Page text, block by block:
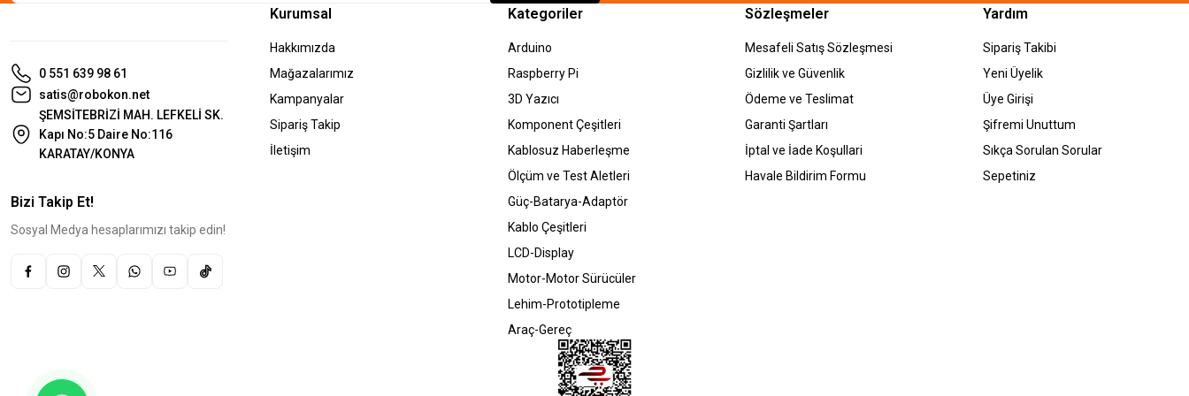
0 551 639 98 61
satis@robokon.net
ŞEMSİTEBRİZİ MAH. LEFKELİ SK.
Kapı No:5 Daire No:116
KARATAY/KONYA
Bizi Takip Et!
Sosyal Medya hesaplarımızı takip edin!
Kurumsal
Hakkımızda
Mağazalarımız
Kampanyalar
Sipariş Takip
İletişim
Kategoriler
Arduino
Raspberry Pi
3D Yazıcı
Komponent Çeşitleri
Kablosuz Haberleşme
Ölçüm ve Test Aletleri
Güç-Batarya-Adaptör
Kablo Çeşitleri
LCD-Display
Motor-Motor Sürücüler
Lehim-Prototipleme
Araç-Gereç
Sözleşmeler
Mesafeli Satış Sözleşmesi
Gizlilik ve Güvenlik
Ödeme ve Teslimat
Garanti Şartları
İptal ve İade Koşullari
Havale Bildirim Formu
Yardım
Sipariş Takibi
Yeni Üyelik
Üye Girişi
Şifremi Unuttum
Sıkça Sorulan Sorular
Sepetiniz